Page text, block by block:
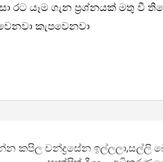
රට යෑම ගැන ප්‍රශ්නයක් මතු වී
කැපවෙනවා
කපිල චන්ද්‍රසේන ඉල්ලලා,සල්ලි